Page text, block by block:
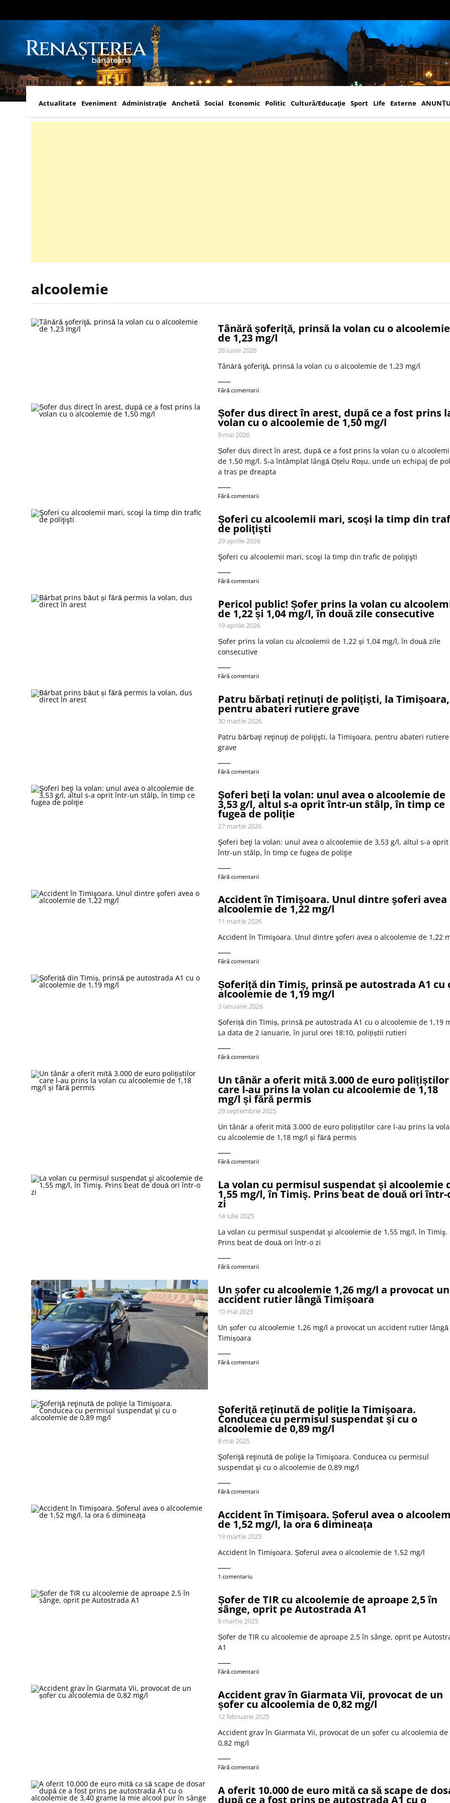
Actualitate Eveniment Administraţie Anchetă Social Economic Politic Cultură/Educaţie Sport Life Externe
alcoolemie
Tânără şoferiţă, prinsă la volan cu o alcoolemie
de 1,23 mg/l
26 iunie 2026
Tânără şoferiţă, prinsă la volan cu o alcoolemie de 1,23 mg/l
Fără comentarii
Șofer dus direct în arest, după ce a fost prins
volan cu o alcoolemie de 1,50 mg/l
9 mai 2026
Șofer dus direct în arest, după ce a fost prins la volan cu o
de 1,50 mg/l. S-a întâmplat lângă Oțelu Roșu, unde un echipaj de
a tras pe dreapta
Fără comentarii
Şoferi cu alcoolemii mari, scoşi la timp din
de poliţişti
29 aprilie 2026
Şoferi cu alcoolemii mari, scoşi la timp din trafic de poliţişti
Fără comentarii
Pericol public! Șofer prins la volan cu
de 1,22 și 1,04 mg/l, în două zile consecutive
19 aprilie 2026
Șofer prins la volan cu alcoolemii de 1,22 și 1,04 mg/l, în două zile
consecutive
Fără comentarii
Patru bărbaţi reţinuţi de poliţişti, la Timişoara,
pentru abateri rutiere grave
30 martie 2026
Patru bărbaţi reţinuţi de poliţişti, la Timişoara, pentru abateri rutiere
grave
Fără comentarii
Şoferi beţi la volan: unul avea o alcoolemie de
3,53 g/l, altul s-a oprit într-un stâlp, în timp ce
fugea de poliţie
27 martie 2026
Şoferi beţi la volan: unul avea o alcoolemie de 3,53 g/l, altul s-a oprit
într-un stâlp, în timp ce fugea de poliţie
Fără comentarii
Accident în Timişoara. Unul dintre şoferi avea
alcoolemie de 1,22 mg/l
11 martie 2026
Accident în Timişoara. Unul dintre şoferi avea o alcoolemie de 1,22
Fără comentarii
Șoferiță din Timiș, prinsă pe autostrada A1 cu
alcoolemie de 1,19 mg/l
3 ianuarie 2026
Șoferiță din Timiș, prinsă pe autostrada A1 cu o alcoolemie de 1,19
La data de 2 ianuarie, în jurul orei 18:10, polițiștii rutieri
Fără comentarii
Un tânăr a oferit mită 3.000 de euro polițiștilor
care l-au prins la volan cu alcoolemie de 1,18
mg/l și fără permis
29 septembrie 2025
Un tânăr a oferit mită 3.000 de euro polițiștilor care l-au prins la
cu alcoolemie de 1,18 mg/l și fără permis
Fără comentarii
La volan cu permisul suspendat şi alcoolemie
1,55 mg/l, în Timiş. Prins beat de două ori într-
zi
14 iulie 2025
La volan cu permisul suspendat şi alcoolemie de 1,55 mg/l, în Timiş.
Prins beat de două ori într-o zi
Fără comentarii
Un șofer cu alcoolemie 1,26 mg/l a provocat un
accident rutier lângă Timișoara
10 mai 2025
Un șofer cu alcoolemie 1,26 mg/l a provocat un accident rutier lângă
Timișoara
Fără comentarii
Şoferiţă reţinută de poliţie la Timişoara.
Conducea cu permisul suspendat şi cu o
alcoolemie de 0,89 mg/l
8 mai 2025
Şoferiţă reţinută de poliţie la Timişoara. Conducea cu permisul
suspendat şi cu o alcoolemie de 0,89 mg/l
Fără comentarii
Accident în Timișoara. Șoferul avea o
de 1,52 mg/l, la ora 6 dimineața
19 martie 2025
Accident în Timișoara. Șoferul avea o alcoolemie de 1,52 mg/l
1 comentariu
Șofer de TIR cu alcoolemie de aproape 2,5 în
sânge, oprit pe Autostrada A1
6 martie 2025
Șofer de TIR cu alcoolemie de aproape 2,5 în sânge, oprit pe
A1
Fără comentarii
Accident grav în Giarmata Vii, provocat de un
șofer cu alcoolemia de 0,82 mg/l
12 februarie 2025
Accident grav în Giarmata Vii, provocat de un șofer cu alcoolemia de
0,82 mg/l
Fără comentarii
A oferit 10.000 de euro mită ca să scape de
după ce a fost prins pe autostrada A1 cu o